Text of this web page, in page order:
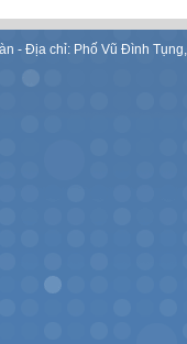
- Địa chỉ: Phố Vũ Đình